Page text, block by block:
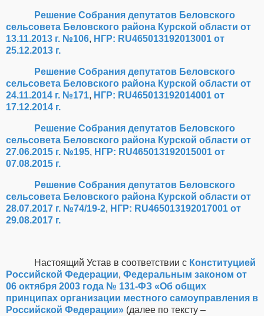
Решение Собрания депутатов Беловского
сельсовета Беловского района Курской области от
13.11.2013 г. №106, НГР: RU465013192013001 от
25.12.2013 г.
Решение Собрания депутатов Беловского
сельсовета Беловского района Курской области от
24.11.2014 г. №171, НГР: RU465013192014001 от
17.12.2014 г.
Решение Собрания депутатов Беловского
сельсовета Беловского района Курской области от
27.06.2015 г. №195, НГР: RU465013192015001 от
07.08.2015 г.
Решение Собрания депутатов Беловского
сельсовета Беловского района Курской области от
28.07.2017 г. №74/19-2, НГР: RU465013192017001 от
29.08.2017 г.
Настоящий Устав в соответствии с Конституцией
Российской Федерации, Федеральным законом от
06 октября 2003 года № 131-ФЗ «Об общих
принципах организации местного самоуправления в
Российской Федерации» (далее по тексту –